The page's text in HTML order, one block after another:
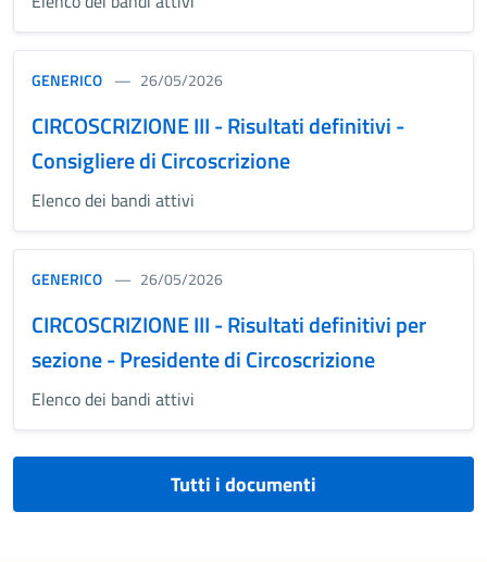
GENERICO 26/05/2026
CIRCOSCRIZIONE III - Risultati definitivi -
Consigliere di Circoscrizione
Elenco dei bandi attivi
GENERICO 26/05/2026
CIRCOSCRIZIONE III - Risultati definitivi per
sezione - Presidente di Circoscrizione
Elenco dei bandi attivi
Tutti i documenti